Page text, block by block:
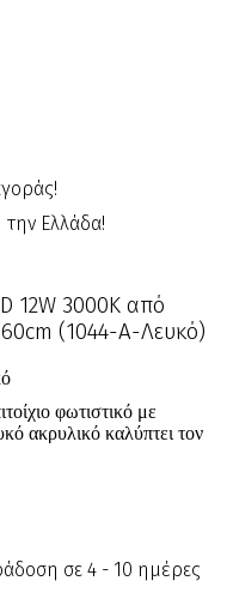
Ελλάδα!
12W 3000K από
(1044-Α-Λευκό)
φωτιστικό με
ακρυλικό καλύπτει τον
σε 4 - 10 ημέρες